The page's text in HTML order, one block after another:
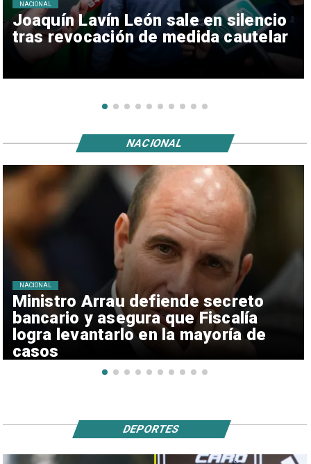
Joaquín Lavín León sale en silencio
tras revocación de medida cautelar
NACIONAL
Ministro Arrau defiende secreto
bancario y asegura que Fiscalía
logra levantarlo en la mayoría de
casos
NACIONAL
NACIONAL
DEPORTES